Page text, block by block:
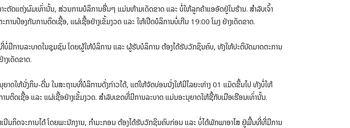
ຕັດແຕ່ງຜົມເທົ່ານັ້ນ, ສ່ວນການບໍລິການອື່ນໆ ແມ່ນຫ້າມເດັດຂາດ ແລະ ບໍ່ໃຫ້ລູກຄ້າແອອັດຢູ່ໃນຮ້ານ. ສໍາລັບເຈົ້າ
ປ້ອງກັນການຕິດເຊື້ອ, ແຜ່ເຊື້ອຢ່າງເຂັ້ມງວດ ແລະ ໃຫ້ເປີດບໍລິການບໍ່ເກີນ 19:00 ໂມງ ຢ່າງເດັດຂາດ.
ມີການລະບາດໃນຊຸມຊົນ ໂດຍຜູ້ໃຫ້ບໍລິການ ແລະ ຜູ້ຮັບບໍລິການ ຕ້ອງໄດ້ຮັບວັກຊິນຄົບ, ທັງໃຫ້ປະຕິບັດມາດຕະການ
ງເດັດຂາດ.
າດໃຫ້ນັ່ງກິນ-ດື່ມ ໃນສະຖານທີ່ບໍລິການດັ່ງກ່າວໄດ້, ແຕ່ໃຫ້ຈັດບ່ອນນັ່ງໃຫ້ມີໄລຍະຫ່າງ 01 ແມັດຂຶ້ນໄປ ທັງບໍ່ໃຫ້
ຕິດເຊື້ອ ແລະ ແຜ່ເຊື້ອຢ່າງເຂັ້ມງວດ. ສໍາລັບເຂດທີ່ມີການລະບາດ ແມ່ນອະນຸຍາດໃຫ້ຊື້ກັບເມືອເຮືອນເທົ່ານັ້ນ.
ເນີນກິດຈະການໄດ້ ໂດຍພະນັກງານ, ກໍາມະກອນ ຕ້ອງໄດ້ຮັບວັກຊິນຄົບກ່ອນ ແລະ ບໍ່ໄດ້ພັກພາອາໄສ ຢູ່ພື້ນທີ່ທີ່ມີການ